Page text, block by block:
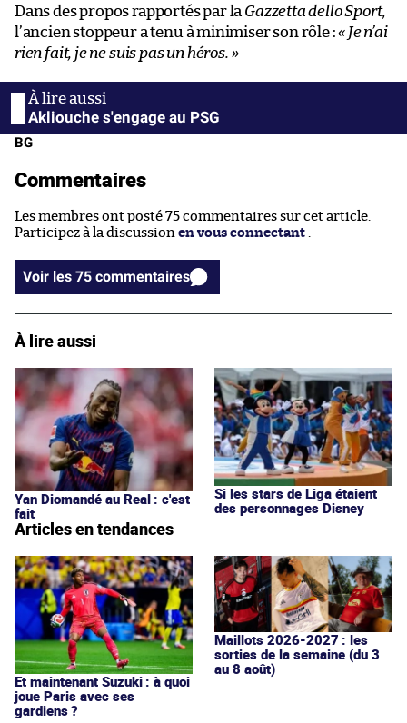
Dans des propos rapportés par la Gazzetta dello Sport,
l’ancien stoppeur a tenu à minimiser son rôle :« Je n’ai
rien fait, je ne suis pas un héros. »
Akliouche s'engage au PSG
BG
Commentaires
Les membres ont posté 75 commentaires sur cet article.
Participez à la discussion en vous connectant
Voir les 75 commentaires
À lire aussi
Yan Diomandé au Real : c'est
fait
Si les stars de Liga étaient
des personnages Disney
Articles en tendances
Et maintenant Suzuki : à quoi
joue Paris avec ses
gardiens ?
Maillots 2026-2027 : les
sorties de la semaine (du 3
au 8 août)